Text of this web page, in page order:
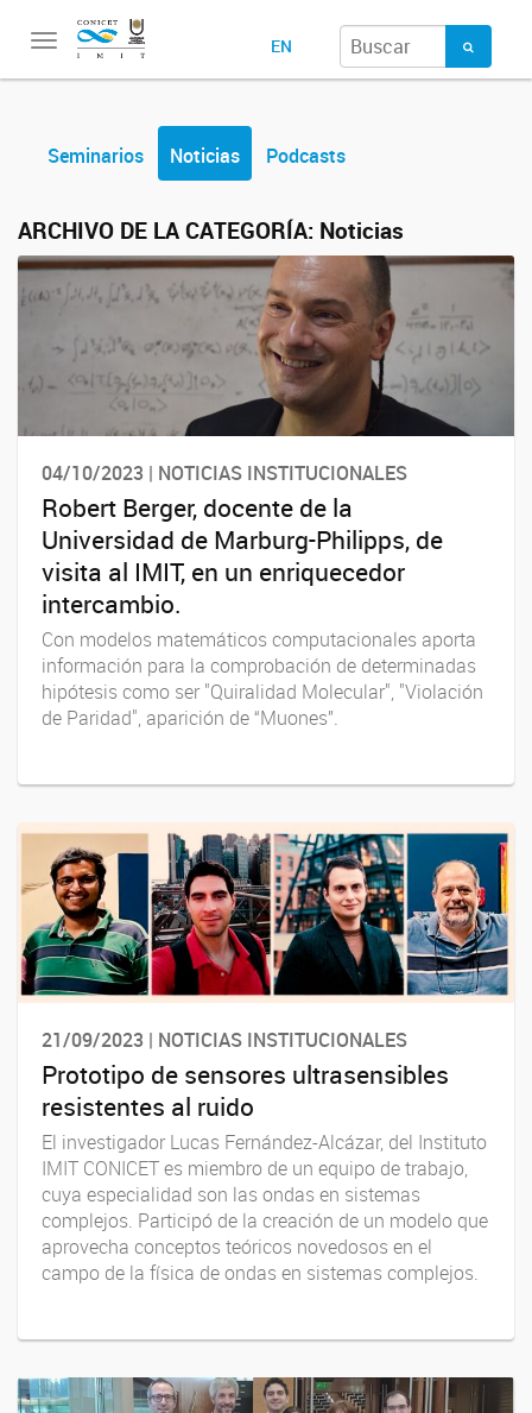
Toggle
EN
Seminarios Noticias Podcasts
ARCHIVO DE LA CATEGORÍA: Noticias
04/10/2023 | NOTICIAS INSTITUCIONALES
Robert Berger, docente de la
Universidad de Marburg-Philipps, de
visita al IMIT, en un enriquecedor
intercambio.
Con modelos matemáticos computacionales aporta
información para la comprobación de determinadas
hipótesis como ser "Quiralidad Molecular", "Violación
de Paridad", aparición de “Muones”.
21/09/2023 | NOTICIAS INSTITUCIONALES
Prototipo de sensores ultrasensibles
resistentes al ruido
El investigador Lucas Fernández-Alcázar, del Instituto
IMIT CONICET es miembro de un equipo de trabajo,
cuya especialidad son las ondas en sistemas
complejos. Participó de la creación de un modelo que
aprovecha conceptos teóricos novedosos en el
campo de la física de ondas en sistemas complejos.